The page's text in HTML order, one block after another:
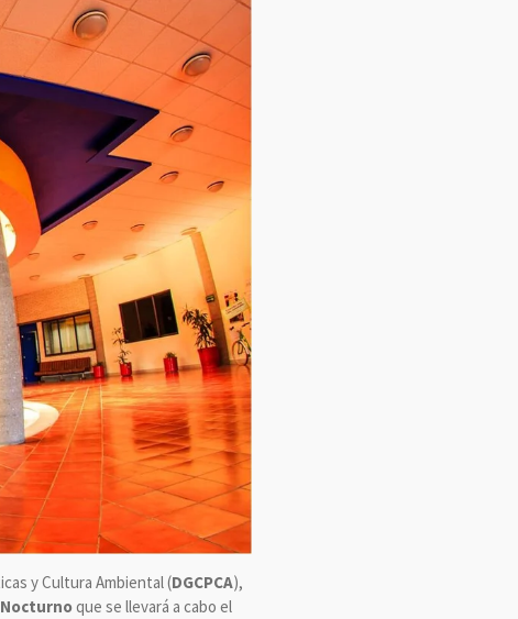
y Cultura Ambiental (DGCPCA),
que se llevará a cabo el